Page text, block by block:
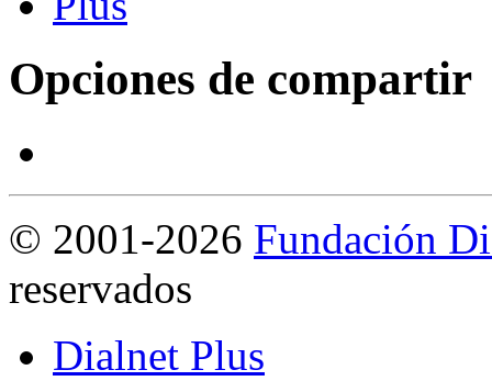
Opciones de compartir
© 2001-2026 Fundación
reservados
Dialnet Plus